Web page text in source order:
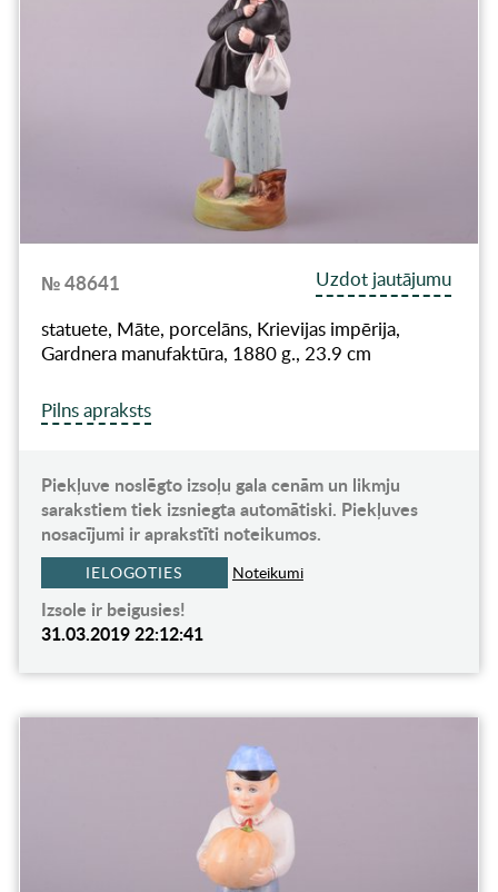
№ 48641
Uzdot jautājumu
statuete, Māte, porcelāns, Krievijas impērija,
Gardnera manufaktūra, 1880 g., 23.9 cm
Pilns apraksts
Piekļuve noslēgto izsoļu gala cenām un likmju
sarakstiem tiek izsniegta automātiski. Piekļuves
nosacījumi ir aprakstīti noteikumos.
IELOGOTIES Noteikumi
Izsole ir beigusies!
31.03.2019 22:12:41